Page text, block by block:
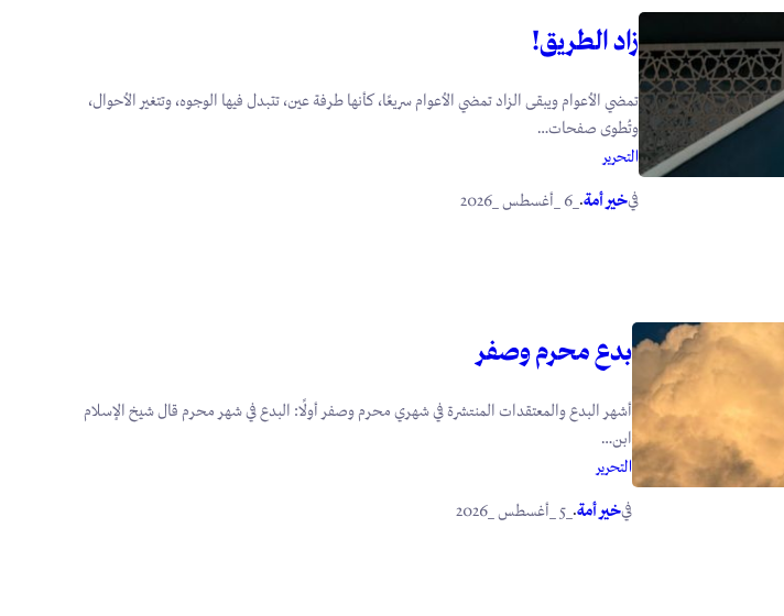
زاد الطريق!
تمضي الأعوام ويبقى الزاد تمضي الأعوام سريعًا، كأنها طرفة عين، تتبدل فيها الوجوه، وتتغير الأحوال،
وتُطوى صفحات…
التحرير
فيخير أمة. _6 _أغسطس _2026
بدع محرم وصفر
أشهر البدع والمعتقدات المنتشرة في شهري محرم وصفر أولًا: البدع في شهر محرم قال شيخ الإسلام
ابن…
التحرير
فيخير أمة.